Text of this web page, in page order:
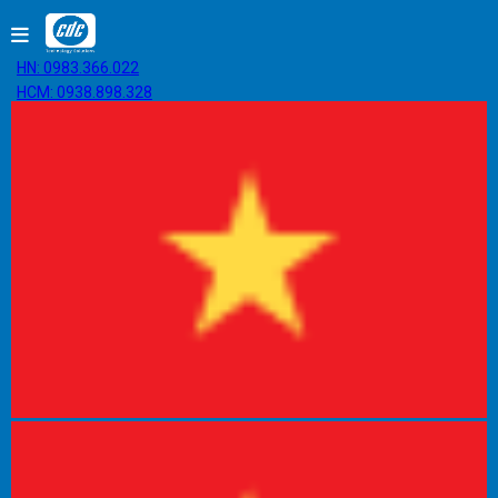
HN: 0983.366.022
HCM: 0938.898.328